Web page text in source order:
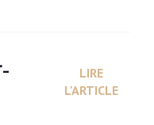
LIRE
L'ARTICLE